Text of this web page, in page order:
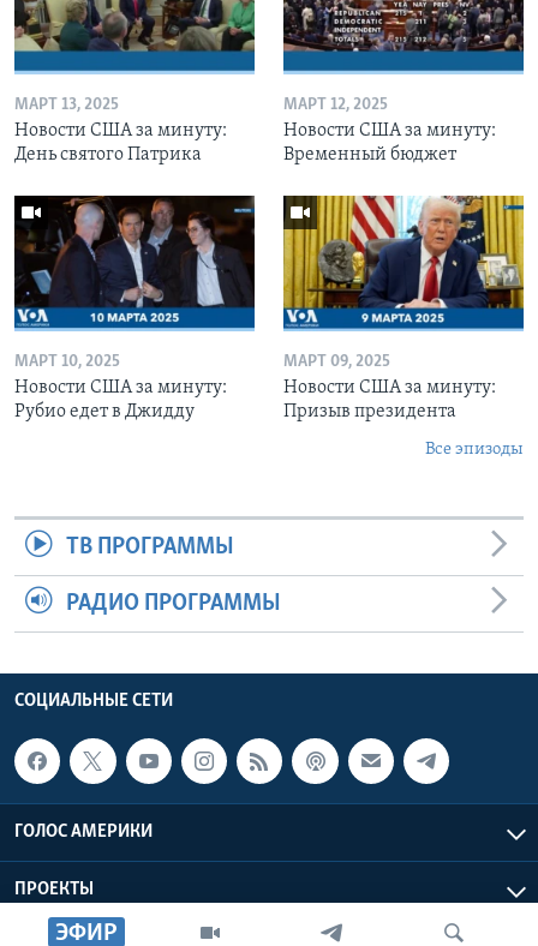
ЭФИР
МАРТ 13, 2025
Новости США за минуту:
День святого Патрика
МАРТ 12, 2025
Новости США за минуту:
Временный бюджет
МАРТ 10, 2025
Новости США за минуту:
Рубио едет в Джидду
МАРТ 09, 2025
Новости США за минуту:
Призыв президента
Все эпизоды
ТВ ПРОГРАММЫ
РАДИО ПРОГРАММЫ
СОЦИАЛЬНЫЕ СЕТИ
ГОЛОС АМЕРИКИ
ПРОЕКТЫ